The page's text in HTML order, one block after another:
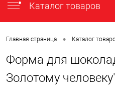
Каталог товаров
Главная страница • Каталог
Форма для
Золотому